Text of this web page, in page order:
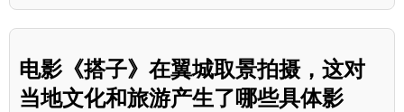
电影《搭子》在翼城取景拍摄，这对
当地文化和旅游产生了哪些具体影